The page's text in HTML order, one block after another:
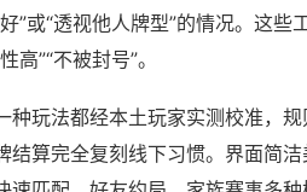
”或“透视他人牌型”的情况。这
”“不被封号”。
种玩法都经本土玩家实测校准，
结算完全复刻线下习惯。界面简